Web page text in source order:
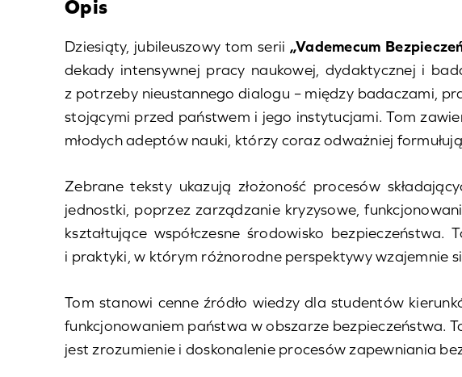
Opis
Dziesiąty, jubileuszowy tom serii „Vademecum
dekady intensywnej pracy naukowej, dydaktycznej i
z potrzeby nieustannego dialogu – między badaczami,
stojącymi przed państwem i jego instytucjami. Tom
młodych adeptów nauki, którzy coraz odważniej
Zebrane teksty ukazują złożoność procesów
jednostki, poprzez zarządzanie kryzysowe,
kształtujące współczesne środowisko
i praktyki, w którym różnorodne perspektywy wzajemnie
Tom stanowi cenne źródło wiedzy dla studentów
funkcjonowaniem państwa w obszarze bezpieczeństwa.
jest zrozumienie i doskonalenie procesów zapewniania